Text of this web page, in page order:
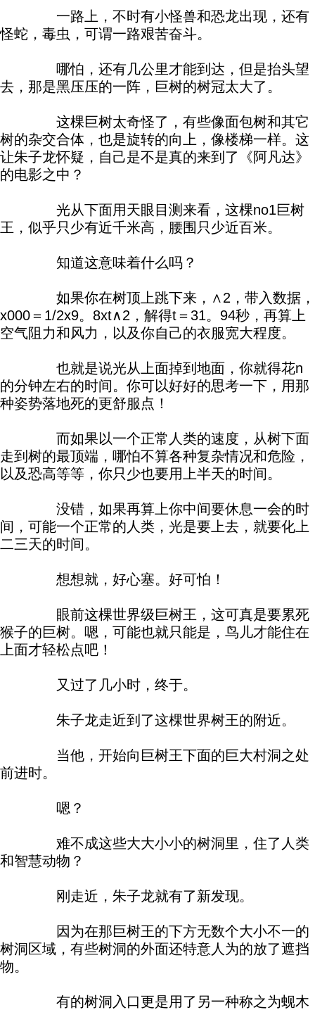
一路上，不时有小怪兽和恐龙出现，还有
怪蛇，毒虫，可谓一路艰苦奋斗。
哪怕，还有几公里才能到达，但是抬头望
去，那是黑压压的一阵，巨树的树冠太大了。
这棵巨树太奇怪了，有些像面包树和其它
树的杂交合体，也是旋转的向上，像楼梯一样。这
让朱子龙怀疑，自己是不是真的来到了《阿凡达》
的电影之中？
光从下面用天眼目测来看，这棵no1巨树
王，似乎只少有近千米高，腰围只少近百米。
知道这意味着什么吗？
如果你在树顶上跳下来，∧2，带入数据，
x000＝1/2x9。8xt∧2，解得t＝31。94秒，再算上
空气阻力和风力，以及你自己的衣服宽大程度。
也就是说光从上面掉到地面，你就得花n
的分钟左右的时间。你可以好好的思考一下，用那
种姿势落地死的更舒服点！
而如果以一个正常人类的速度，从树下面
走到树的最顶端，哪怕不算各种复杂情况和危险，
以及恐高等等，你只少也要用上半天的时间。
没错，如果再算上你中间要休息一会的时
间，可能一个正常的人类，光是要上去，就要化上
二三天的时间。
想想就，好心塞。好可怕！
眼前这棵世界级巨树王，这可真是要累死
猴子的巨树。嗯，可能也就只能是，鸟儿才能住在
上面才轻松点吧！
又过了几小时，终于。
朱子龙走近到了这棵世界树王的附近。
当他，开始向巨树王下面的巨大村洞之处
前进时。
嗯？
难不成这些大大小小的树洞里，住了人类
和智慧动物？
刚走近，朱子龙就有了新发现。
因为在那巨树王的下方无数个大小不一的
树洞区域，有些树洞的外面还特意人为的放了遮挡
物。
有的树洞入口更是用了另一种称之为蚬木